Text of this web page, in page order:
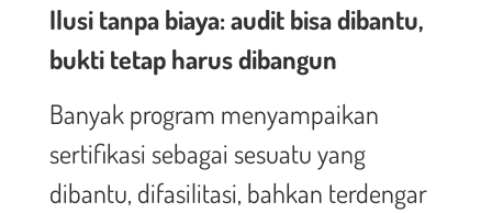
Ilusi tanpa biaya: audit bisa dibantu,
bukti tetap harus dibangun
Banyak program menyampaikan
sertifikasi sebagai sesuatu yang
dibantu, difasilitasi, bahkan terdengar